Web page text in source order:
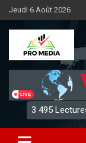
Aller
au
contenu
Jeudi 6 Août 2026
Sénégal
3 495